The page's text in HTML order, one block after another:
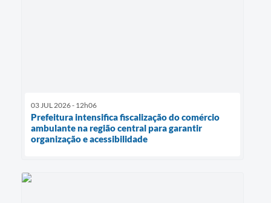
03 JUL 2026 - 12h06
Prefeitura intensifica fiscalização do comércio
ambulante na região central para garantir
organização e acessibilidade